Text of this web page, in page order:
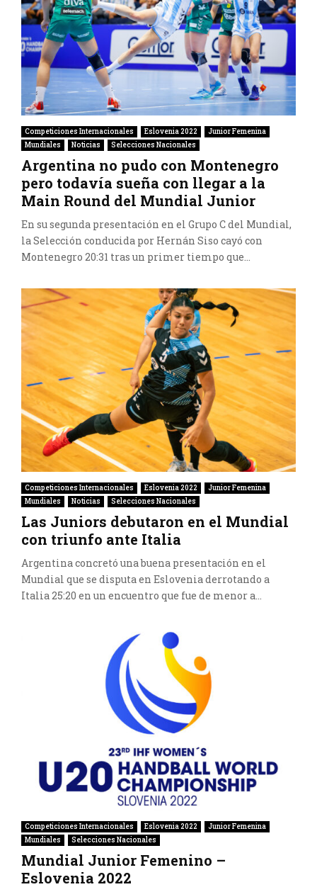
Competiciones Internacionales Eslovenia 2022
Junior Femenina
Mundiales
Noticias Selecciones Nacionales
Argentina no pudo con Montenegro
pero todavía sueña con llegar a la
Main Round del Mundial Junior
En su segunda presentación en el Grupo C del Mundial,
la Selección conducida por Hernán Siso cayó con
Montenegro 20:31 tras un primer tiempo que...
Competiciones Internacionales Eslovenia 2022
Junior Femenina
Mundiales
Noticias Selecciones Nacionales
Las Juniors debutaron en el Mundial
con triunfo ante Italia
Argentina concretó una buena presentación en el
Mundial que se disputa en Eslovenia derrotando a
Italia 25:20 en un encuentro que fue de menor a...
Competiciones Internacionales Eslovenia 2022
Junior Femenina
Mundiales
Selecciones Nacionales
Mundial Junior Femenino –
Eslovenia 2022